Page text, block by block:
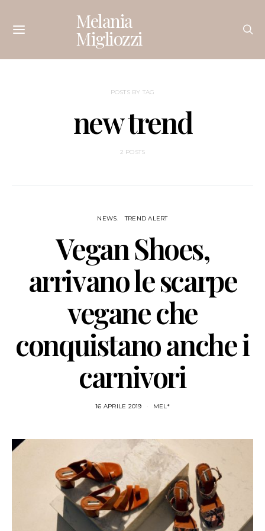
Melania
Migliozzi
POSTS BY TAG
new trend
2 POSTS
NEWS TREND ALERT
Vegan Shoes,
arrivano le scarpe
vegane che
conquistano anche i
carnivori
16 APRILE 2019 MEL*